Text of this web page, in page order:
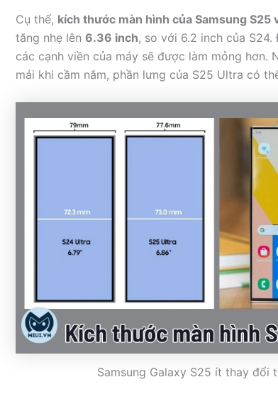
Cụ thể, kích thước màn hình của Samsung S25
tăng nhẹ lên 6.36 inch, so với 6.2 inch của
các cạnh viền của máy sẽ được làm mỏng hơn.
mái khi cầm nắm, phần lưng của S25 Ultra có
Samsung Galaxy S25 ít thay đổi